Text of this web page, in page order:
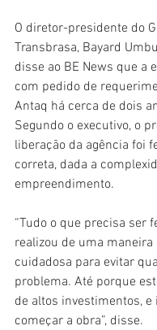
O diretor-presidente do
Transbrasa, Bayard
disse ao BE News que a
com pedido de
Antaq há cerca de dois
Segundo o executivo, o
liberação da agência foi
correta, dada a
empreendimento.
“Tudo o que precisa ser
realizou de uma
cuidadosa para evitar
problema. Até porque
de altos investimentos, e
começar a obra”, disse.